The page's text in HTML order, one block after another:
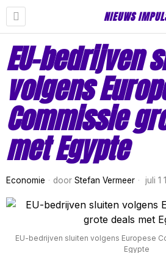
NIEUWS
EU-bedrijven
volgens
Commissie
met Egypte
Economie door Stefan Vermeer juli 1
EU-bedrijven sluiten volgens Europese
Egypte